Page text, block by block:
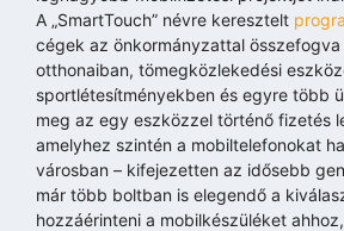
A „SmartTouch” névre keresztelt
cégek az önkormányzattal
otthonaiban, tömegközlekedési
sportlétesítményekben és egyre több
meg az egy eszközzel történő fizetés
amelyhez szintén a mobiltelefonokat
városban – kifejezetten az idősebb
már több boltban is elegendő a
hozzáérinteni a mobilkészüléket